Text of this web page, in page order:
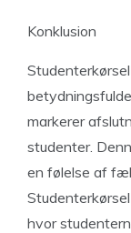
Konklusion
markerer
studenter.
en følelse af
hvor